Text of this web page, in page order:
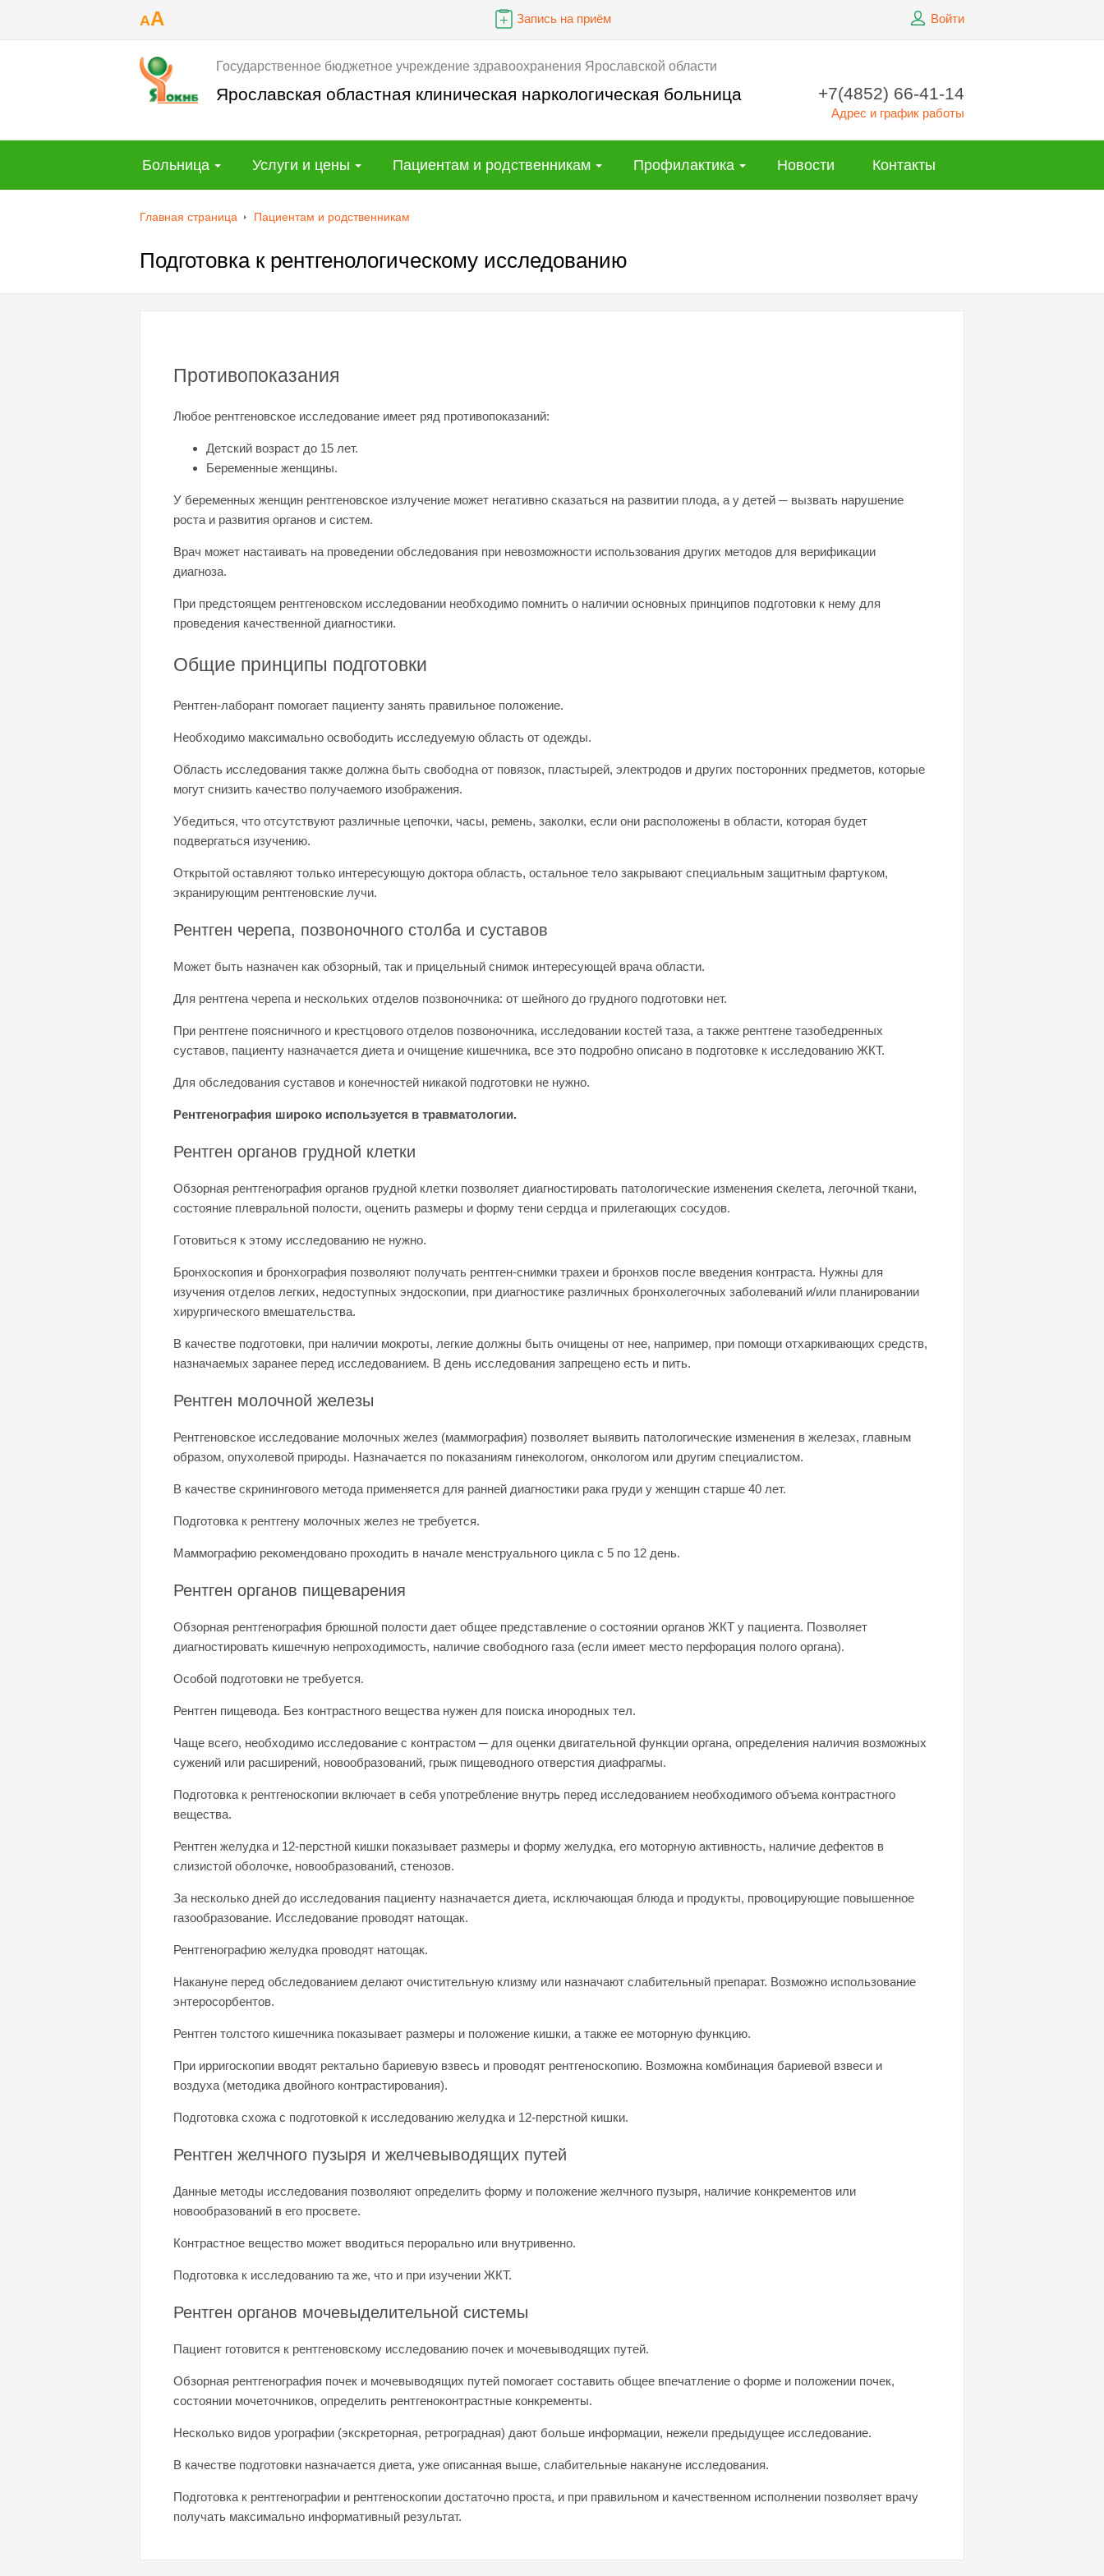
AA Запись на приём Войти
Государственное бюджетное учреждение здравоохранения Ярославской области
Ярославская областная клиническая наркологическая больница +7(4852) 66-41-14
Адрес и график работы
Больница Услуги и цены Пациентам и родственникам Профилактика Новости Контакты
Главная страница Пациентам и родственникам
Подготовка к рентгенологическому исследованию
Противопоказания
Любое рентгеновское исследование имеет ряд противопоказаний:
Детский возраст до 15 лет.
Беременные женщины.
У беременных женщин рентгеновское излучение может негативно сказаться на развитии плода, а у детей ─ вызвать нарушение
роста и развития органов и систем.
Врач может настаивать на проведении обследования при невозможности использования других методов для верификации
диагноза.
При предстоящем рентгеновском исследовании необходимо помнить о наличии основных принципов подготовки к нему для
проведения качественной диагностики.
Общие принципы подготовки
Рентген-лаборант помогает пациенту занять правильное положение.
Необходимо максимально освободить исследуемую область от одежды.
Область исследования также должна быть свободна от повязок, пластырей, электродов и других посторонних предметов, которые
могут снизить качество получаемого изображения.
Убедиться, что отсутствуют различные цепочки, часы, ремень, заколки, если они расположены в области, которая будет
подвергаться изучению.
Открытой оставляют только интересующую доктора область, остальное тело закрывают специальным защитным фартуком,
экранирующим рентгеновские лучи.
Рентген черепа, позвоночного столба и суставов
Может быть назначен как обзорный, так и прицельный снимок интересующей врача области.
Для рентгена черепа и нескольких отделов позвоночника: от шейного до грудного подготовки нет.
При рентгене поясничного и крестцового отделов позвоночника, исследовании костей таза, а также рентгене тазобедренных
суставов, пациенту назначается диета и очищение кишечника, все это подробно описано в подготовке к исследованию ЖКТ.
Для обследования суставов и конечностей никакой подготовки не нужно.
Рентгенография широко используется в травматологии.
Рентген органов грудной клетки
Обзорная рентгенография органов грудной клетки позволяет диагностировать патологические изменения скелета, легочной ткани,
состояние плевральной полости, оценить размеры и форму тени сердца и прилегающих сосудов.
Готовиться к этому исследованию не нужно.
Бронхоскопия и бронхография позволяют получать рентген-снимки трахеи и бронхов после введения контраста. Нужны для
изучения отделов легких, недоступных эндоскопии, при диагностике различных бронхолегочных заболеваний и/или планировании
хирургического вмешательства.
В качестве подготовки, при наличии мокроты, легкие должны быть очищены от нее, например, при помощи отхаркивающих средств,
назначаемых заранее перед исследованием. В день исследования запрещено есть и пить.
Рентген молочной железы
Рентгеновское исследование молочных желез (маммография) позволяет выявить патологические изменения в железах, главным
образом, опухолевой природы. Назначается по показаниям гинекологом, онкологом или другим специалистом.
В качестве скринингового метода применяется для ранней диагностики рака груди у женщин старше 40 лет.
Подготовка к рентгену молочных желез не требуется.
Маммографию рекомендовано проходить в начале менструального цикла с 5 по 12 день.
Рентген органов пищеварения
Обзорная рентгенография брюшной полости дает общее представление о состоянии органов ЖКТ у пациента. Позволяет
диагностировать кишечную непроходимость, наличие свободного газа (если имеет место перфорация полого органа).
Особой подготовки не требуется.
Рентген пищевода. Без контрастного вещества нужен для поиска инородных тел.
Чаще всего, необходимо исследование с контрастом ─ для оценки двигательной функции органа, определения наличия возможных
сужений или расширений, новообразований, грыж пищеводного отверстия диафрагмы.
Подготовка к рентгеноскопии включает в себя употребление внутрь перед исследованием необходимого объема контрастного
вещества.
Рентген желудка и 12-перстной кишки показывает размеры и форму желудка, его моторную активность, наличие дефектов в
слизистой оболочке, новообразований, стенозов.
За несколько дней до исследования пациенту назначается диета, исключающая блюда и продукты, провоцирующие повышенное
газообразование. Исследование проводят натощак.
Рентгенографию желудка проводят натощак.
Накануне перед обследованием делают очистительную клизму или назначают слабительный препарат. Возможно использование
энтеросорбентов.
Рентген толстого кишечника показывает размеры и положение кишки, а также ее моторную функцию.
При ирригоскопии вводят ректально бариевую взвесь и проводят рентгеноскопию. Возможна комбинация бариевой взвеси и
воздуха (методика двойного контрастирования).
Подготовка схожа с подготовкой к исследованию желудка и 12-перстной кишки.
Рентген желчного пузыря и желчевыводящих путей
Данные методы исследования позволяют определить форму и положение желчного пузыря, наличие конкрементов или
новообразований в его просвете.
Контрастное вещество может вводиться перорально или внутривенно.
Подготовка к исследованию та же, что и при изучении ЖКТ.
Рентген органов мочевыделительной системы
Пациент готовится к рентгеновскому исследованию почек и мочевыводящих путей.
Обзорная рентгенография почек и мочевыводящих путей помогает составить общее впечатление о форме и положении почек,
состоянии мочеточников, определить рентгеноконтрастные конкременты.
Несколько видов урографии (экскреторная, ретроградная) дают больше информации, нежели предыдущее исследование.
В качестве подготовки назначается диета, уже описанная выше, слабительные накануне исследования.
Подготовка к рентгенографии и рентгеноскопии достаточно проста, и при правильном и качественном исполнении позволяет врачу
получать максимально информативный результат.